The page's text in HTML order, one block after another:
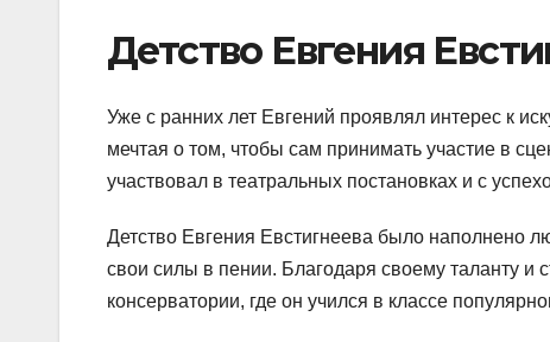
Детство Евгения
Уже с ранних лет Евгений проявлял интерес к
мечтая о том, чтобы сам принимать участие в
участвовал в театральных постановках и с
Детство Евгения Евстигнеева было наполнено
свои силы в пении. Благодаря своему таланту и
консерватории, где он учился в классе